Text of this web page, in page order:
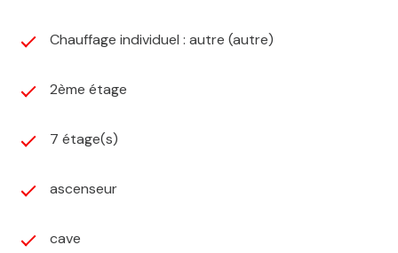
Chauffage individuel : autre (autre)
2ème étage
7 étage(s)
ascenseur
cave